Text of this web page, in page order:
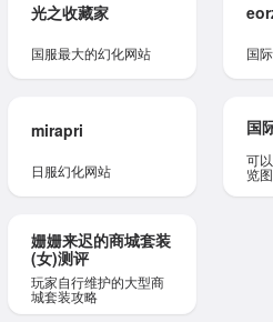
光之收藏家
国服最大的幻化网站 国
mirapri
日服幻化网站
国
可
览图
姗姗来迟的商城套装
(女)测评
玩家自行维护的大型商
城套装攻略